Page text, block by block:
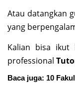
Atau datangkan
yang
Kalian bisa
professional
Baca juga: 10